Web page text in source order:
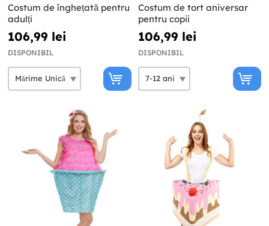
Costum de înghețată pentru
adulți
106,99 lei
DISPONIBIL
Costum de tort aniversar
pentru copii
106,99 lei
DISPONIBIL